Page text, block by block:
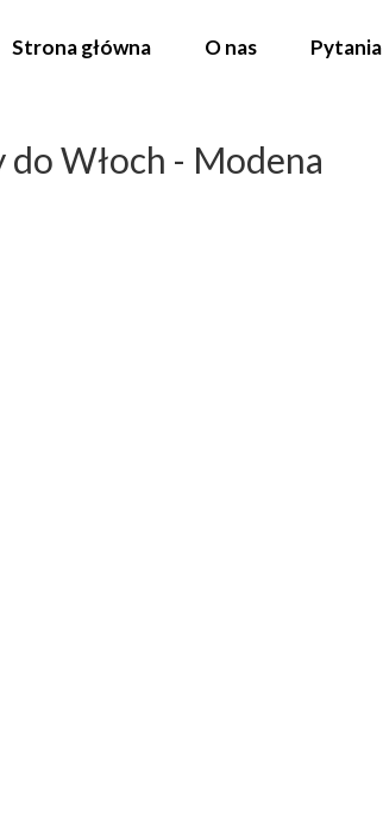
do Włoch - Modena
Strona główna O nas Pytania